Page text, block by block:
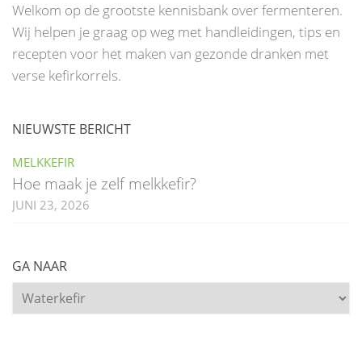
Welkom op de grootste kennisbank over fermenteren.
Wij helpen je graag op weg met handleidingen, tips en
recepten voor het maken van gezonde dranken met
verse kefirkorrels.
NIEUWSTE BERICHT
MELKKEFIR
Hoe maak je zelf melkkefir?
JUNI 23, 2026
GA NAAR
Ga
naar